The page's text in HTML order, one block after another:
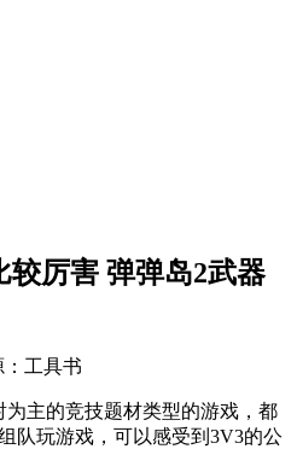
较厉害 弹弹岛2武器
：工具书
为主的竞技题材类型的游戏，都
队玩游戏，可以感受到3V3的公